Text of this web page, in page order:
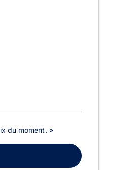
du moment. »